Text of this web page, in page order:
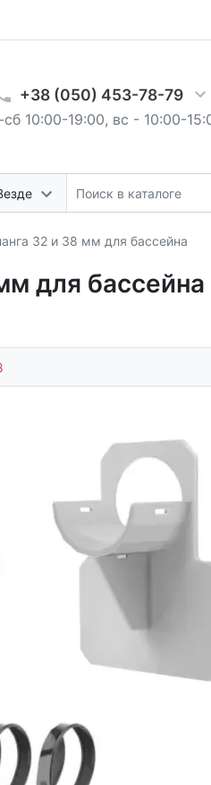
+38 (050) 453-78-79
сб 10:00-19:00, вс - 10:00-
32 и 38 мм для бассейна
для